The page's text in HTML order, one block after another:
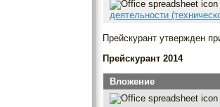
деятельности
Прейскурант утвержден
Прейскурант 2014
Вложение